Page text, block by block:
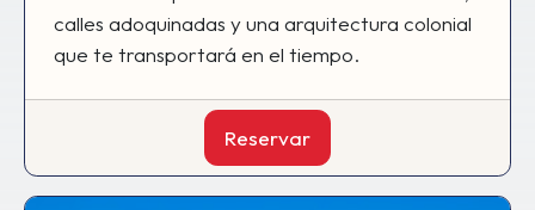
calles adoquinadas y una arquitectura colonial
que te transportará en el tiempo.
Reservar